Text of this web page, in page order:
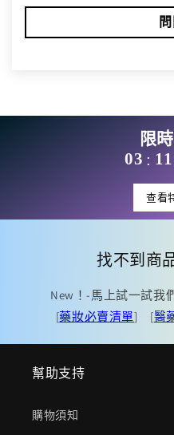
限
03 : 11
查看
找不到商
New！-馬上試一試我
[藥妝必賣清單] [醫
幫助支持
購物須知